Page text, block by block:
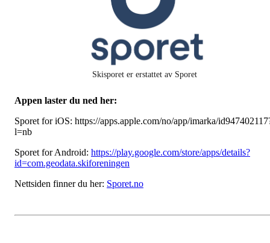
Skisporet er erstattet av Sporet
Appen laster du ned her:
Sporet for iOS: https://apps.apple.com/no/app/imarka/
l=nb
Sporet for Android: https://play.google.com/store/apps/details?
id=com.geodata.skiforeningen
Nettsiden finner du her: Sporet.no